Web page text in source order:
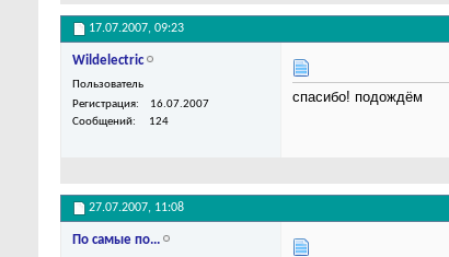
17.07.2007, 09:23
Wildelectric
Пользователь
Регистрация
16.07.2007
Сообщений
124
спасибо! подождём
27.07.2007, 11:08
По самые по...